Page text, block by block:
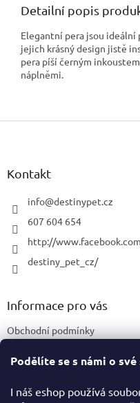
Podělíte se s námi o své
I náš eshop používá
Detailní popis
Elegantní pera jsou ideální
jejich krásný design jistě
pera píší černým
náplněmi.
Z
Kontakt
info@destinypet.cz
607 604 654
http://
destiny_pet_cz/
Informace pro vás
Obchodní podmínky
Certifikace a označení